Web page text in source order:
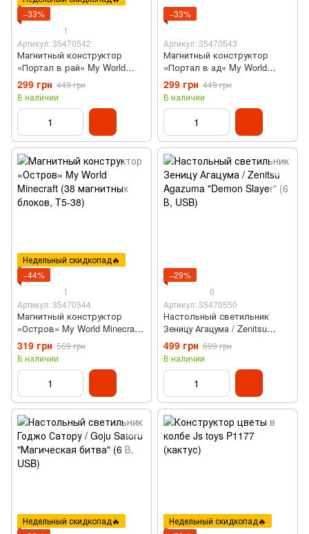
−33%
1
Артикул: 35470542
Магнитный конструктор
«Портал в рай» My World
Minecraft (32 магнитных
блока, T9-32)
299 грн 449 грн
В наличии
−33%
Артикул: 35470543
Магнитный конструктор
«Портал в ад» My World
Minecraft (32 магнитных
блока, T10-32)
299 грн 449 грн
В наличии
Недельный скидкопад🔥
−44%
1
Артикул: 35470544
Магнитный конструктор
«Остров» My World Minecraft
(38 магнитных блоков, T5-38)
319 грн 569 грн
В наличии
−29%
6
Артикул: 35470550
Настольный светильник
Зеницу Агацума / Zenitsu
Agazuma "Demon Slayer" (6 В,
USB)
499 грн 699 грн
В наличии
Недельный скидкопад🔥
Недельный скидкопад🔥